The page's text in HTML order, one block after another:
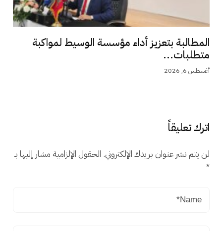
المطالبة بتعزيز أداء مؤسسة الوسيط لمواكبة
متطلبات...
أغسطس 6, 2026
اترك تعليقاً
لن يتم نشر عنوان بريدك الإلكتروني. الحقول الإلزامية مشار إليها بـ
*